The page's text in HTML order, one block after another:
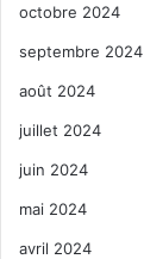
octobre 2024
septembre 2024
août 2024
juillet 2024
juin 2024
mai 2024
avril 2024